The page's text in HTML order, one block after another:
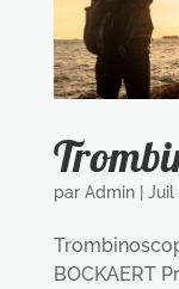
par Admin| Juil
BOCKAERT